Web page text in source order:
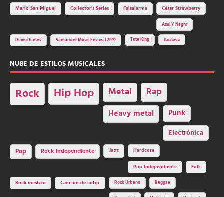
Mario San Miguel
Collector's Series Falsalarma César Strawberry
Azul Y Negro
Reincidentes Santander Music Festival 2019 Tote King Saratoga
NUBE DE ESTILOS MUSICALES
Rock Hip Hop Metal Rap
Heavy metal Punk
Electrónica
Pop Rock independiente Jazz Hardcore
Pop Independiente Folk
Rock mestizo Canción de autor Rock Urbano Reggae